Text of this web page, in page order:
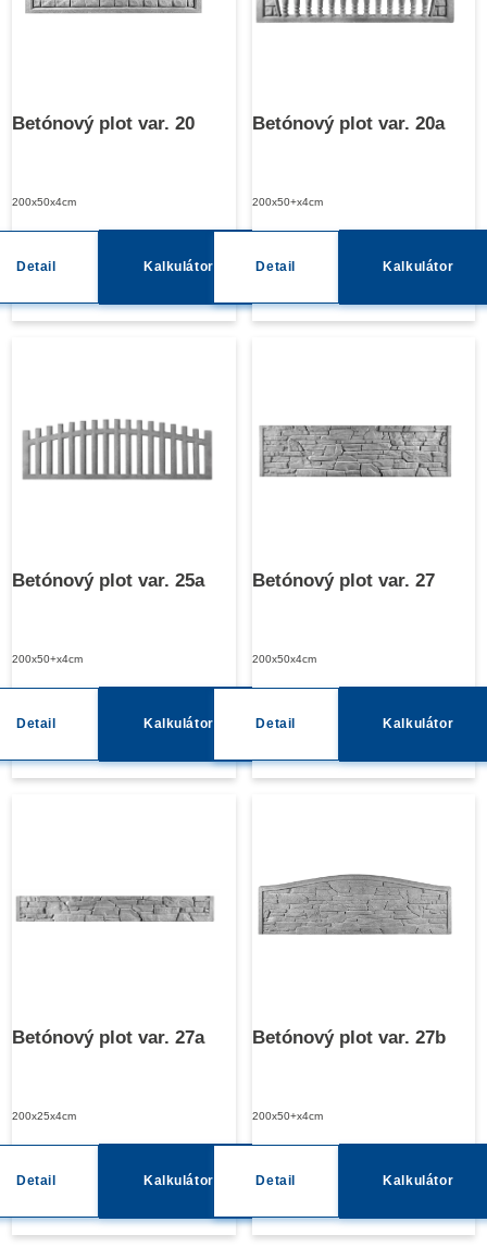
Betónový plot var. 20
200x50x4cm
Detail Kalkulátor
Betónový plot var. 20a
200x50+x4cm
Detail Kalkulátor
Betónový plot var. 25a
200x50+x4cm
Detail Kalkulátor
Betónový plot var. 27
200x50x4cm
Detail Kalkulátor
Betónový plot var. 27a
200x25x4cm
Detail Kalkulátor
Betónový plot var. 27b
200x50+x4cm
Detail Kalkulátor